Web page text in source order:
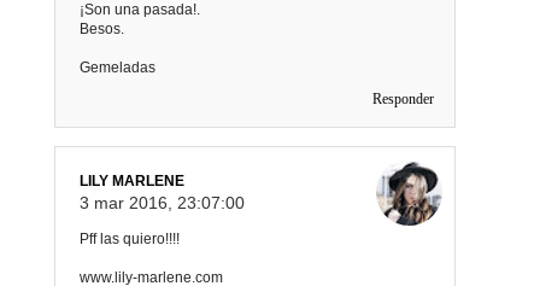
¡Son una pasada!.
Besos.
Gemeladas
Responder
LILY MARLENE
3 mar 2016, 23:07:00
Pff las quiero!!!!
www.lily-marlene.com